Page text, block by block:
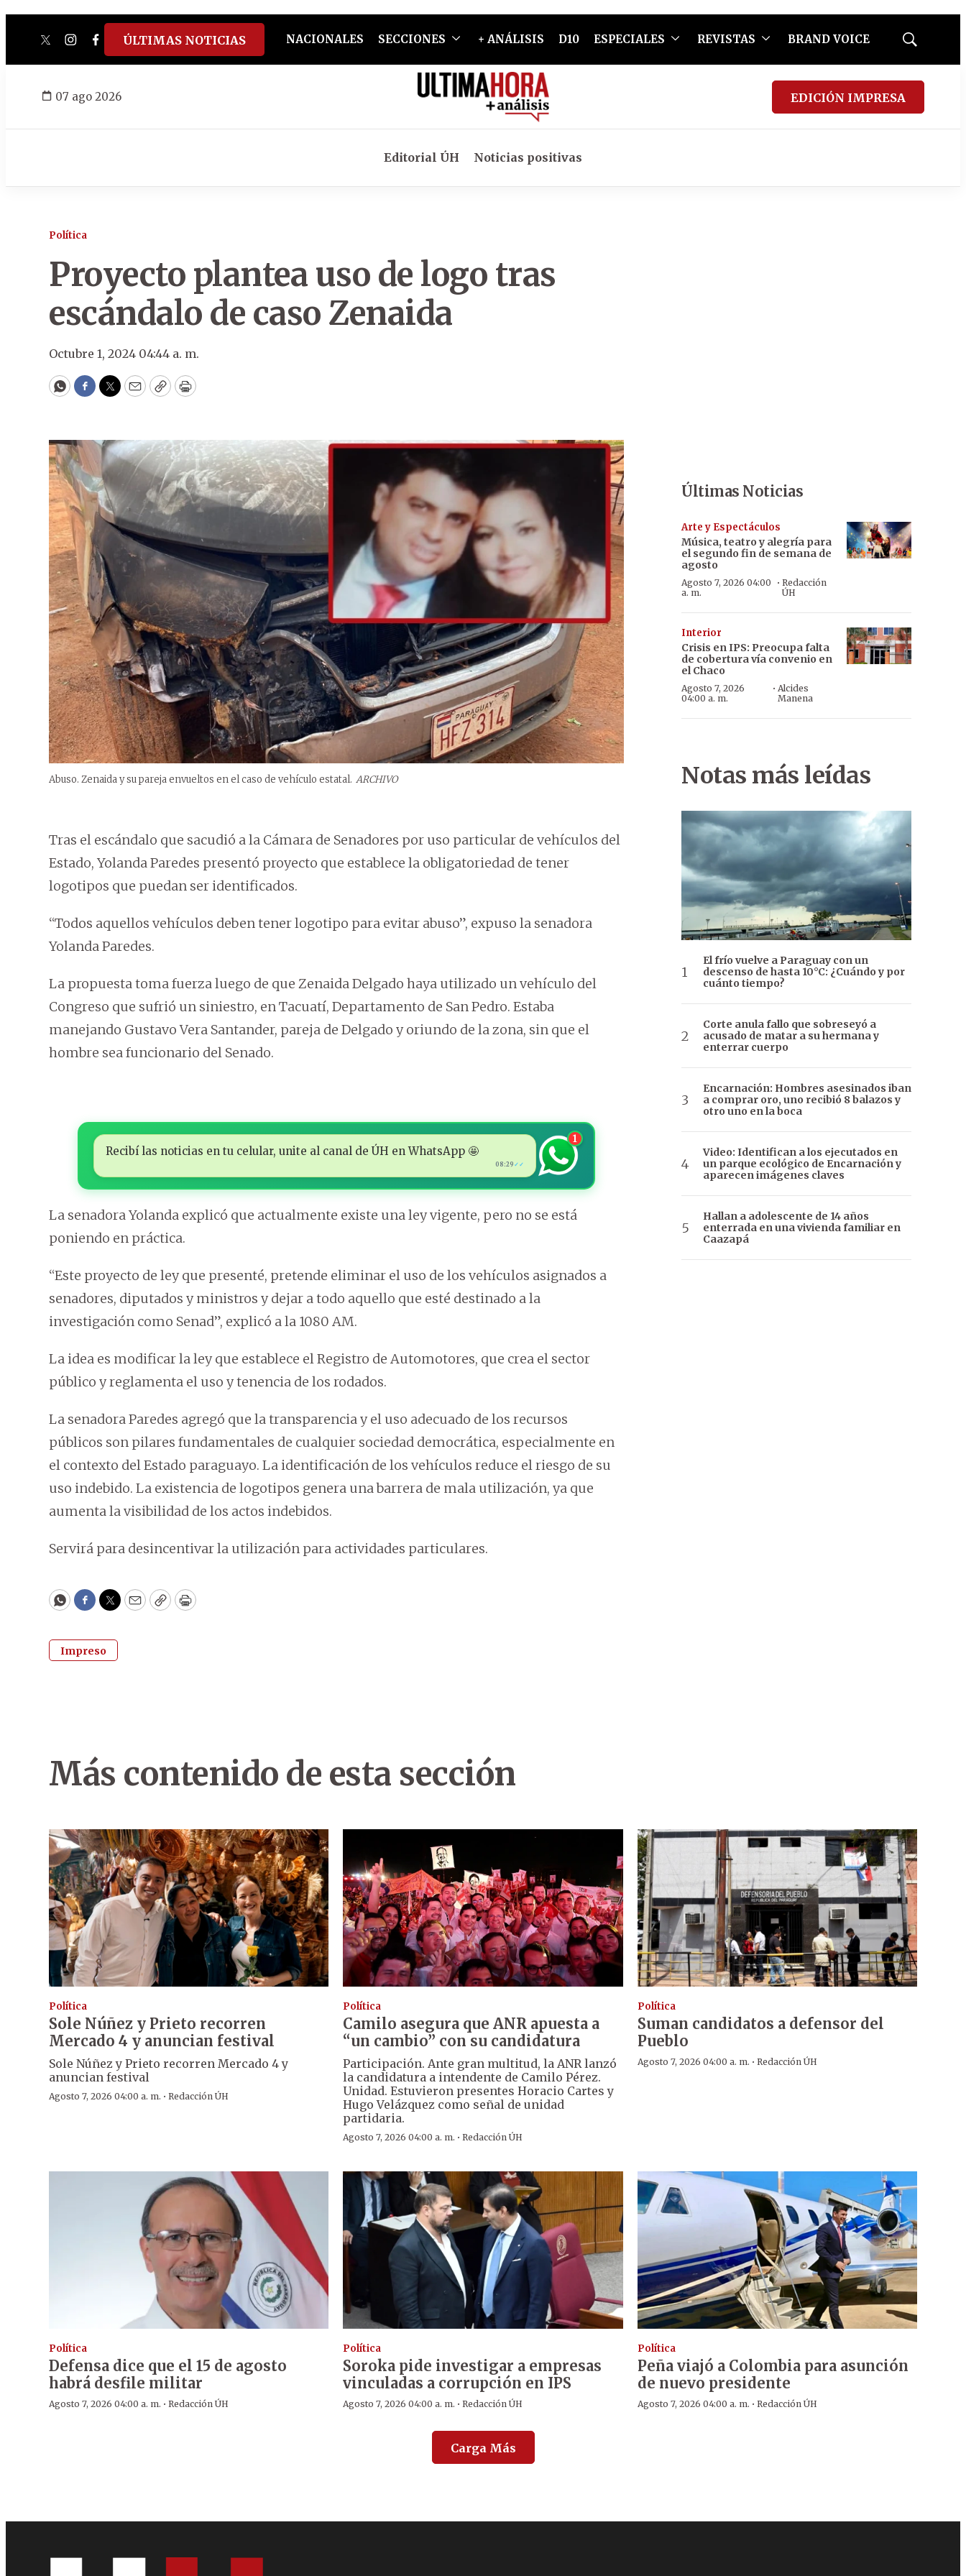
twitterinstagram
facebook
tiktokyoutube
spotify
ÚLTIMAS NOTICIAS NACIONALES SECCIONES + ANÁLISIS D10 ESPECIALES REVISTAS BRAND VOICE
Mostrar
07 ago 2026 EDICIÓN IMPRESA
Editorial ÚH Noticias positivas
Política
Proyecto plantea uso de logo tras
escándalo de caso Zenaida
Octubre 1, 2024 04:44 a. m.
WhatsApp
Facebook
Twitter
EmailCopyPrint
Abuso. Zenaida y su pareja envueltos en el caso de vehículo estatal. ARCHIVO
Tras el escándalo que sacudió a la Cámara de Senadores por uso particular de vehículos del
Estado, Yolanda Paredes presentó proyecto que establece la obligatoriedad de tener
logotipos que puedan ser identificados.
“Todos aquellos vehículos deben tener logotipo para evitar abuso”, expuso la senadora
Yolanda Paredes.
La propuesta toma fuerza luego de que Zenaida Delgado haya utilizado un vehículo del
Congreso que sufrió un siniestro, en Tacuatí, Departamento de San Pedro. Estaba
manejando Gustavo Vera Santander, pareja de Delgado y oriundo de la zona, sin que el
hombre sea funcionario del Senado.
Recibí las noticias en tu celular, unite al canal de ÚH en WhatsApp 🤩
08:29 ✓✓
1
La senadora Yolanda explicó que actualmente existe una ley vigente, pero no se está
poniendo en práctica.
“Este proyecto de ley que presenté, pretende eliminar el uso de los vehículos asignados a
senadores, diputados y ministros y dejar a todo aquello que esté destinado a la
investigación como Senad”, explicó a la 1080 AM.
La idea es modificar la ley que establece el Registro de Automotores, que crea el sector
público y reglamenta el uso y tenencia de los rodados.
La senadora Paredes agregó que la transparencia y el uso adecuado de los recursos
públicos son pilares fundamentales de cualquier sociedad democrática, especialmente en
el contexto del Estado paraguayo. La identificación de los vehículos reduce el riesgo de su
uso indebido. La existencia de logotipos genera una barrera de mala utilización, ya que
aumenta la visibilidad de los actos indebidos.
Servirá para desincentivar la utilización para actividades particulares.
WhatsApp
Facebook
Twitter
EmailCopyPrint
Impreso
Últimas Noticias
Arte y Espectáculos
Música, teatro y alegría para
el segundo fin de semana de
agosto
Agosto 7, 2026 04:00
a. m.
· Redacción
ÚH
Interior
Crisis en IPS: Preocupa falta
de cobertura vía convenio en
el Chaco
Agosto 7, 2026
04:00 a. m.
·Alcides
Manena
Notas más leídas
El frío vuelve a Paraguay con un
descenso de hasta 10°C: ¿Cuándo y por
cuánto tiempo?
Corte anula fallo que sobreseyó a
acusado de matar a su hermana y
enterrar cuerpo
Encarnación: Hombres asesinados iban
a comprar oro, uno recibió 8 balazos y
otro uno en la boca
Video: Identifican a los ejecutados en
un parque ecológico de Encarnación y
aparecen imágenes claves
Hallan a adolescente de 14 años
enterrada en una vivienda familiar en
Caazapá
Más contenido de esta sección
Política
Sole Núñez y Prieto recorren
Mercado 4 y anuncian festival
Sole Núñez y Prieto recorren Mercado 4 y
anuncian festival
Agosto 7, 2026 04:00 a. m. · Redacción ÚH
Política
Camilo asegura que ANR apuesta a
“un cambio” con su candidatura
Participación. Ante gran multitud, la ANR lanzó
la candidatura a intendente de Camilo Pérez.
Unidad. Estuvieron presentes Horacio Cartes y
Hugo Velázquez como señal de unidad
partidaria.
Agosto 7, 2026 04:00 a. m. ·Redacción ÚH
Política
Suman candidatos a defensor del
Pueblo
Agosto 7, 2026 04:00 a. m. · Redacción ÚH
Política
Defensa dice que el 15 de agosto
habrá desfile militar
Agosto 7, 2026 04:00 a. m. · Redacción ÚH
Política
Soroka pide investigar a empresas
vinculadas a corrupción en IPS
Agosto 7, 2026 04:00 a. m. ·Redacción ÚH
Política
Peña viajó a Colombia para asunción
de nuevo presidente
Agosto 7, 2026 04:00 a. m. · Redacción ÚH
Carga Más